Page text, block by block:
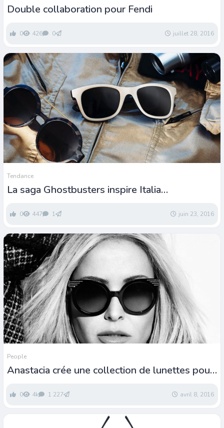
Double collaboration pour Fendi
0 426 0 juillet 28, 2016
Tendance
La saga Ghostbusters inspire Italia
0 447 1 juin 23, 2016
People
Anastacia crée une collection de lunettes pour
0 4k 1 227 avril 8, 2016